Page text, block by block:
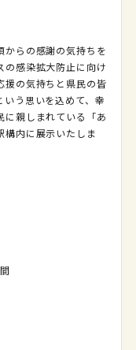
らの感謝の気持ちを
の感染拡大防止に向け
援の気持ちと県民の皆
う思いを込めて、幸
に親しまれている「あ
構内に展示いたしま